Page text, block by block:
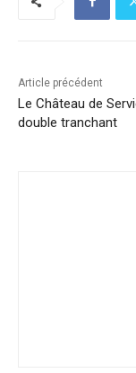
Article précédent
Le Château de
double tranchant